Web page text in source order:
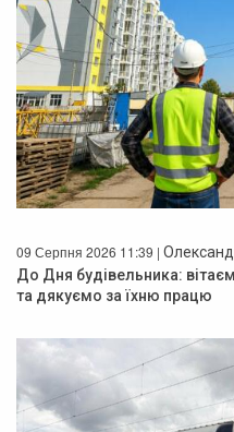
09 Серпня 2026 11:39 |
До Дня будівельника:
та дякуємо за їхню працю